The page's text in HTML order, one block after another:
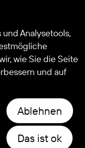
Analysetools,
wie Sie die Seite
und auf
Ablehnen
Das ist ok